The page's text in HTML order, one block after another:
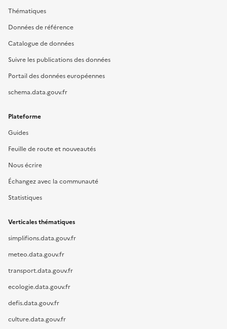
Thématiques
Données de référence
Catalogue de données
Suivre les publications des données
Portail des données européennes
schema.data.gouv.fr
Plateforme
Guides
Feuille de route et nouveautés
Nous écrire
Échangez avec la communauté
Statistiques
Verticales thématiques
simplifions.data.gouv.fr
meteo.data.gouv.fr
transport.data.gouv.fr
ecologie.data.gouv.fr
defis.data.gouv.fr
culture.data.gouv.fr